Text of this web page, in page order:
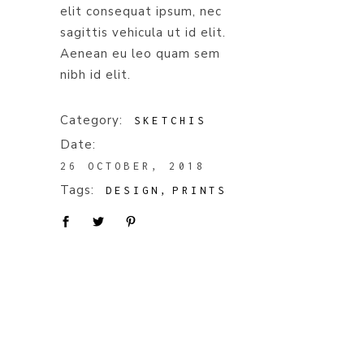
elit consequat ipsum, nec
sagittis vehicula ut id elit.
Aenean eu leo quam sem
nibh id elit.
Category: SKETCHIS
Date:
26 OCTOBER, 2018
Tags: DESIGN PRINTS